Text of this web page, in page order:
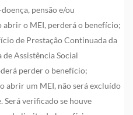
pensão e/ou
o MEI, perderá o benefício;
de Prestação Continuada da
Assistência Social
perder o benefício;
abrir um MEI, não será excluído
verificado se houve